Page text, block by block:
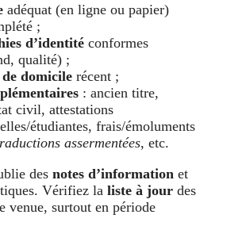
adéquat (en ligne ou papier)
;
d’identité conformes
qualité) ;
domicile récent ;
: ancien titre,
civil, attestations
étudiantes, frais/émoluments
assermentées, etc.
des notes d’information et
Vérifiez la liste à jour des
venue, surtout en période